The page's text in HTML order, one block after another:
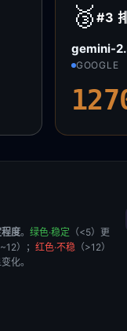
🥉 #3
gemini-
GOOGLE
度。 绿色·稳定 （<5）更
）； 红色·不稳 （>12）
化。